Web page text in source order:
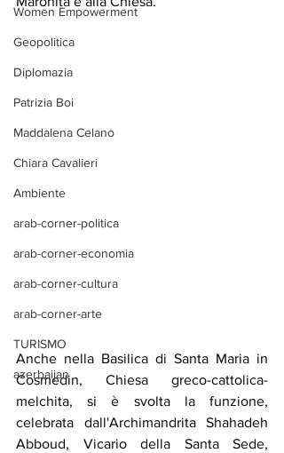
Women Empowerment
Geopolitica
Diplomazia
Patrizia Boi
Maddalena Celano
Chiara Cavalieri
Ambiente
arab-corner-politica
arab-corner-economia
arab-corner-cultura
arab-corner-arte
TURISMO
azerbaijan
Anche nella Basilica di Santa Maria in
Cosmedin, Chiesa greco-cattolica-
melchita, si è svolta la funzione,
celebrata dall'Archimandrita Shahadeh
Abboud, Vicario della Santa Sede,